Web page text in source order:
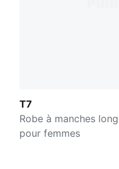
T7
Robe à manches
pour femmes